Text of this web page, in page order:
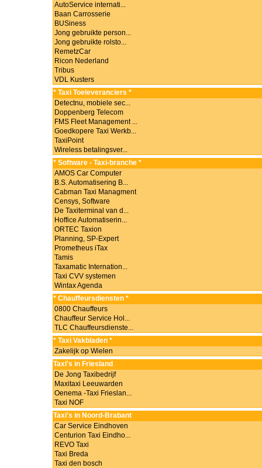
AutoService internati...
Baan Carrosserie
BUSiness
Jong gebruikte person...
Jong gebruikte rolsto...
RemetzCar
Ricon Nederland
Tribus
VDL Kusters
* Taxi Toeleveranciers *
Detectnu, mobiele sec...
Doppenberg Telecom
FMS Fleet Management ...
Goedkopere Taxi Werkb...
TaxiPoint
Wireless betalingsver...
* Software - Taxi-branche *
AMOS Car Computer
B.S. Automatisering B...
Cabman Taxi Managment
Censys, Software
De Taxiterminal van d...
Hoffice Automatiserin...
ORTEC Taxion
Planning, SP-Expert
Prometheus iTax
Tamis
Taxamatic Internation...
Taxi CVV systemen
Wintax Agenda
* Chauffeursdiensten *
0800 Chauffeurs
Chauffeur Service Hol...
TLC Chauffeursdienste...
* Taxi Vakbladen *
Zakelijk op Wielen
Taxi's in Friesland
De Jong Taxibedrijf
Maxitaxi Leeuwarden
Oenema -Taxi Frieslan...
Taxi NOF
Taxi's in Noord-Brabant
Car Service Eindhoven
Centurion Taxi Eindho...
REVO Taxi
Taxi Breda
Taxi den bosch